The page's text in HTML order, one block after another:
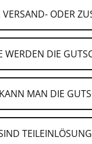
die
und
klicken.
den
ODER
WERDEN DIE
MAN DIE